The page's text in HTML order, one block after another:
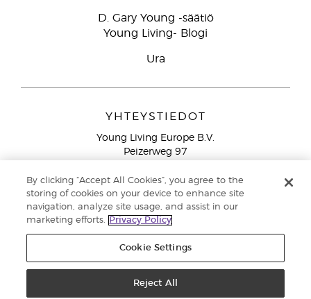
D. Gary Young -säätiö
Young Living- Blogi
Ura
YHTEYSTIEDOT
Young Living Europe B.V.
Peizerweg 97
Netherlands
Ilmainen yhteydenotto lankanumeroista Suomesta
913 239
Email: asiakaspalvelu@youngliving.com
pidätetään. |Yksityisyydensuoja
By clicking “Accept All Cookies”, you agree to the
storing of cookies on your device to enhance site
navigation, analyze site usage, and assist in our
marketing efforts.
Privacy Policy
Cookie Settings
Reject All